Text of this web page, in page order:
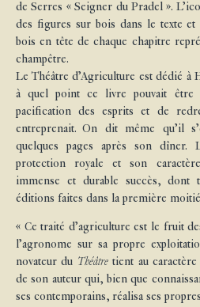
de Serres « Seigner du Pradel ».
des figures sur bois dans le texte et
bois en tête de chaque chapitre
champêtre.
Le Théâtre d’Agriculture est dédié à
à quel point ce livre pouvait être
pacification des esprits et de
entreprenait. On dit même qu’il
quelques pages après son dîner.
protection royale et son
immense et durable succès, dont
éditions faites dans la première
« Ce traité d’agriculture est le fruit
l’agronome sur sa propre
novateur du Théâtretient au caractère
de son auteur qui, bien que
ses contemporains, réalisa ses